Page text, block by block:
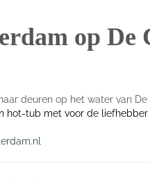
op De
deuren op het water van
hot-tub met voor de